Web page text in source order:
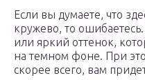
Если вы думаете, что
кружево, то
или яркий оттенок,
на темном фоне. При
скорее всего, вам